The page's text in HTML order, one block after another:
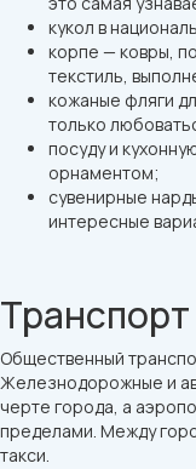
кукол в
корпе — ковры,
текстиль,
кожаные фляги
только
посуду и
орнаментом;
сувенирные
интересные
Транспорт
Общественный
Железнодорожные и
черте города, а
пределами. Между
такси.